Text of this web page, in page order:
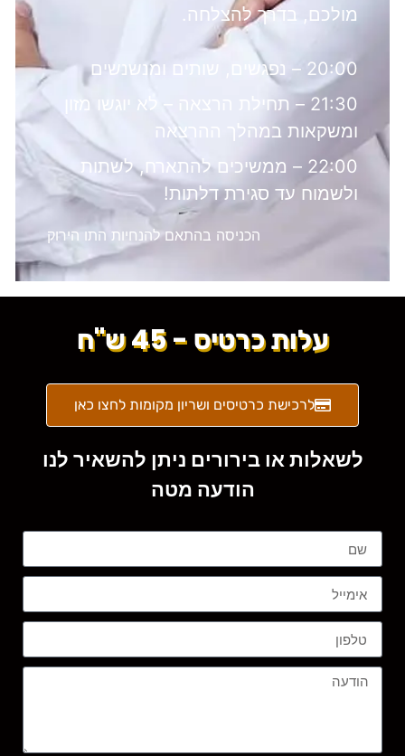
מולכם, בדרך להצלחה.
20:00 – נפגשים, שותים ומנשנשים
21:30 – תחילת הרצאה – לא יוגשו מזון
ומשקאות במהלך ההרצאה
22:00 – ממשיכים להתארח, לשתות
ולשמוח עד סגירת דלתות!
הכניסה בהתאם להנחיות התו הירוק
עלות כרטיס - 45 ש"ח
לרכישת כרטיסים ושריון מקומות לחצו כאן
לשאלות או בירורים ניתן להשאיר לנו
הודעה מטה